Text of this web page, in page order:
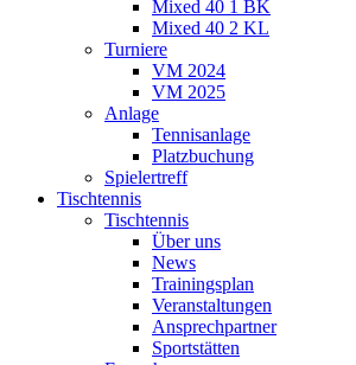
Mixed 40 1 BK
Mixed 40 2 KL
Turniere
VM 2024
VM 2025
Anlage
Tennisanlage
Platzbuchung
Spielertreff
Tischtennis
Tischtennis
Über uns
News
Trainingsplan
Veranstaltungen
Ansprechpartner
Sportstätten